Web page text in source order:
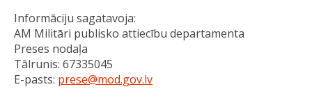
Informāciju sagatavoja:
AM Militāri publisko attiecību departamenta
Preses nodaļa
Tālrunis: 67335045
E-pasts: prese@mod.gov.lv